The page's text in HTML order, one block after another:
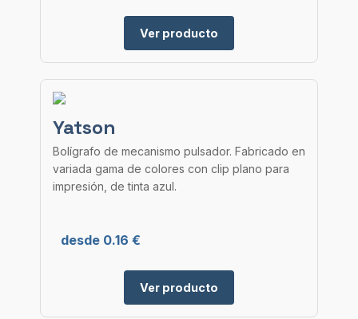
Ver producto
Yatson
Bolígrafo de mecanismo pulsador. Fabricado en
variada gama de colores con clip plano para
impresión, de tinta azul.
desde 0.16 €
Ver producto